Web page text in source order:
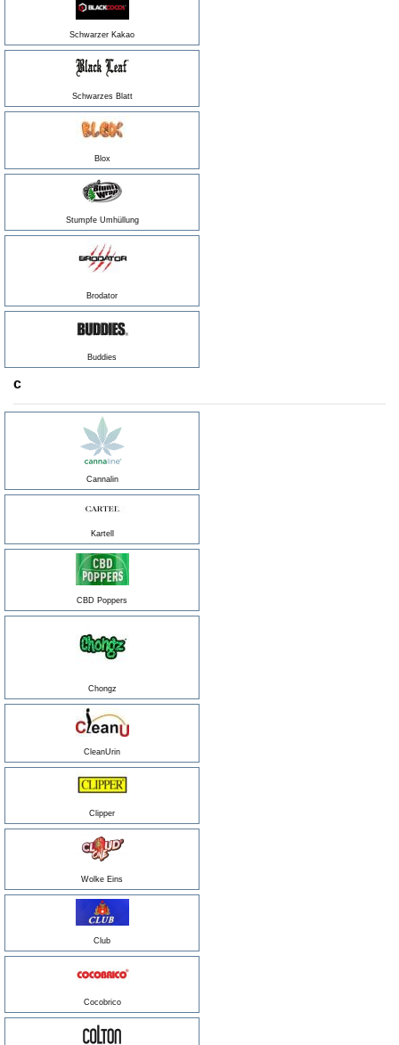
Schwarzer Kakao
Schwarzes Blatt
Blox
Stumpfe Umhüllung
Brodator
Buddies
c
Cannalin
Kartell
CBD Poppers
Chongz
CleanUrin
Clipper
Wolke Eins
Club
Cocobrico